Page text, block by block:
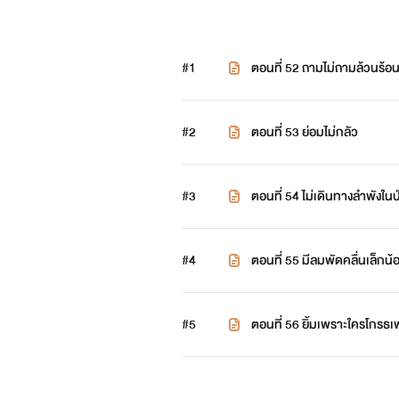
#1 ตอนที่ 52 ถามไม่ถามล้วนร้อ
#2 ตอนที่ 53 ย่อมไม่กลัว
#3 ตอนที่ 54 ไม่เดินทางลำพังใน
#4 ตอนที่ 55 มีลมพัดคลื่นเล็กน้
#5 ตอนที่ 56 ยิ้มเพราะใครโกรธเ